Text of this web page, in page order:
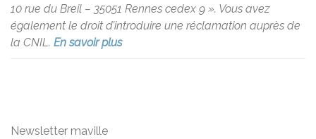
10 rue du Breil – 35051 Rennes cedex 9 ». Vous avez
également le droit d’introduire une réclamation auprès de
la CNIL. En savoir plus
Newsletter maville